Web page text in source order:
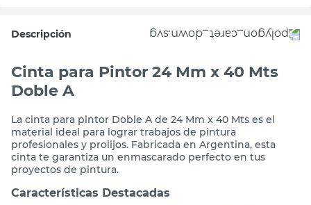
Descripción
Cinta para Pintor 24 Mm x 40 Mts
Doble A
La cinta para pintor Doble A de 24 Mm x 40 Mts es el
material ideal para lograr trabajos de pintura
profesionales y prolijos. Fabricada en Argentina, esta
cinta te garantiza un enmascarado perfecto en tus
proyectos de pintura.
Características Destacadas